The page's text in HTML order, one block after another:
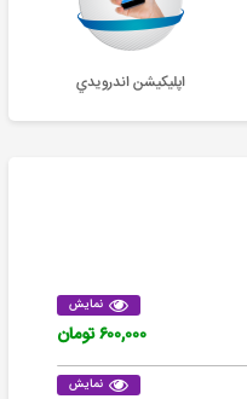
اپليکيشن اندرويدي
نمایش
۶۰۰,۰۰۰ تومان
نمایش